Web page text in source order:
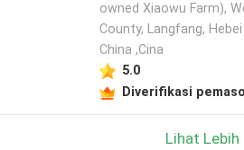
owned Xiaowu Farm),
County, Langfang,
China ,Cina
5.0
Diverifikasi
Lihat Lebih